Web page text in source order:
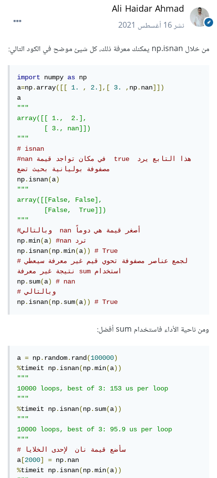
Ali Haidar Ahmad
نشر16 أغسطس 2021
من خلال np.isnan يمكنك معرفة ذلك، كل شيئ موضح في الكود التالي:
import numpy as np
a=np.array([[ 1. , 2.],[ 3. ,np.nan]])
"""
array([[ 1.,  2.],
"""
# isnan
#nan في مكان تواجد قيمة  true هذا التابع يرد
np.isnan(a)
"""
array([[False, False],
"""
np.min(a)
np.isnan(np.min(a))
# True
#لجمع عناصر مصفوفة تحوي قيم غير معرفة سيعطي
np.sum(a)
# nan
# وبالتالي
np.isnan(np.sum(a)) # True
ومن ناحية الأداء فاستخدام sum أفضل:
a = np.random.rand(100000)
%timeit np.isnan(np.min(a))
"""
10000 loops, best of 3: 153 us per loop
"""
%timeit np.isnan(np.sum(a))
"""
10000 loops, best of 3: 95.9 us per loop
"""
# سأضع قيمة نان  لإحدى الخلايا
a [2000] = np.
%timeit np.isnan(np.min(a))